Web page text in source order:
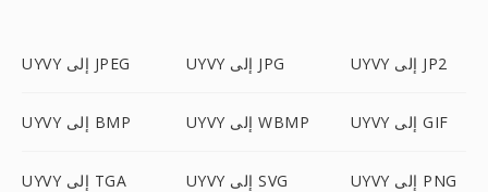
UYVY إلى JPEG UYVY إلى JPG UYVY إلى JP2
UYVY إلى BMP UYVY إلى WBMP UYVY إلى GIF
UYVY إلى TGA UYVY إلى SVG UYVY إلى PNG